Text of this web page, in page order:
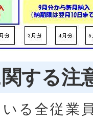
する注
る全従業